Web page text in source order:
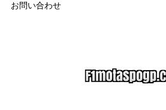
お問い合わせ